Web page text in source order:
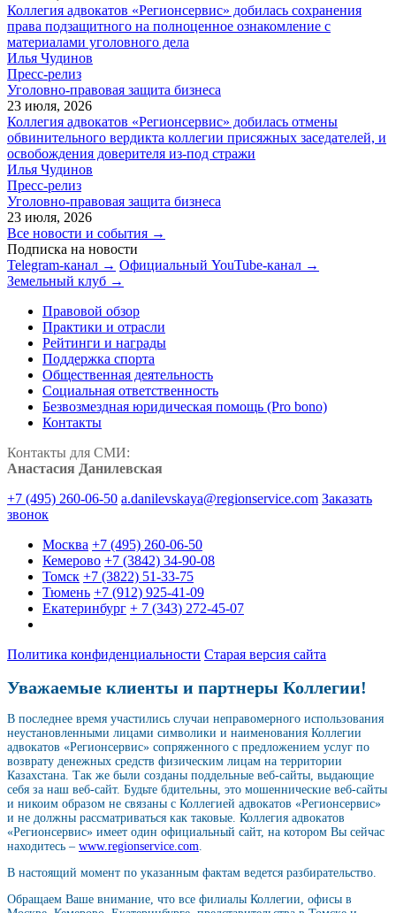
Коллегия адвокатов «Регионсервис» добилась сохранения
права подзащитного на полноценное ознакомление с
материалами уголовного дела
Илья Чудинов
Пресс-релиз
Уголовно-правовая защита бизнеса
23 июля, 2026
Коллегия адвокатов «Регионсервис» добилась отмены
обвинительного вердикта коллегии присяжных заседателей, и
освобождения доверителя из-под стражи
Илья Чудинов
Пресс-релиз
Уголовно-правовая защита бизнеса
23 июля, 2026
Все новости и события →
Подписка на новости
Telegram-канал → Официальный YouTube-канал →
Земельный клуб →
Правовой обзор
Практики и отрасли
Рейтинги и награды
Поддержка спорта
Общественная деятельность
Социальная ответственность
Безвозмездная юридическая помощь (Pro bono)
Контакты
Контакты для СМИ:
Анастасия Данилевская
+7 (495) 260-06-50 a.danilevskaya@regionservice.com Заказать
звонок
Москва +7 (495) 260-06-50
Кемерово +7 (3842) 34-90-08
Томск +7 (3822) 51-33-75
Тюмень +7 (912) 925-41-09
Екатеринбург + 7 (343) 272-45-07
Политика конфиденциальности Старая версия сайта
Уважаемые клиенты и партнеры Коллегии!
В последнее время участились случаи неправомерного использования
неустановленными лицами символики и наименования Коллегии
адвокатов «Регионсервис» сопряженного с предложением услуг по
возврату денежных средств физическим лицам на территории
Казахстана. Так же были созданы поддельные веб-сайты, выдающие
себя за наш веб-сайт. Будьте бдительны, это мошеннические веб-сайты
и никоим образом не связаны с Коллегией адвокатов «Регионсервис»
и не должны рассматриваться как таковые. Коллегия адвокатов
«Регионсервис» имеет один официальный сайт, на котором Вы сейчас
находитесь – www.regionservice.com
В настоящий момент по указанным фактам ведется разбирательство.
Обращаем Ваше внимание, что все филиалы Коллегии, офисы в